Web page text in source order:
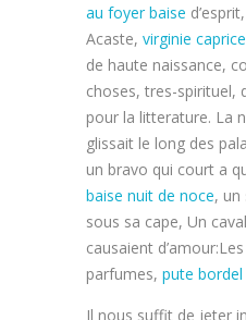
au foyer baise
Acaste, virginie
de haute naissance,
choses, tres-spirituel,
pour la litterature. La
glissait le long des
un bravo qui court a
baise nuit de noce, un
sous sa cape, Un
causaient
parfumes, pute bordel
Il nous suffit de jeter